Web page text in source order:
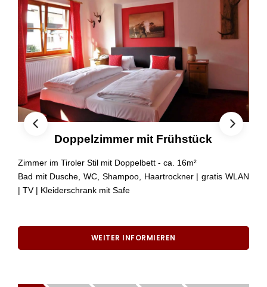
Doppelzimmer mit Frühstück
Zimmer im Tiroler Stil mit Doppelbett - ca. 16m²
Bad mit Dusche, WC, Shampoo, Haartrockner | gratis WLAN
| TV | Kleiderschrank mit Safe
WEITER INFORMIEREN